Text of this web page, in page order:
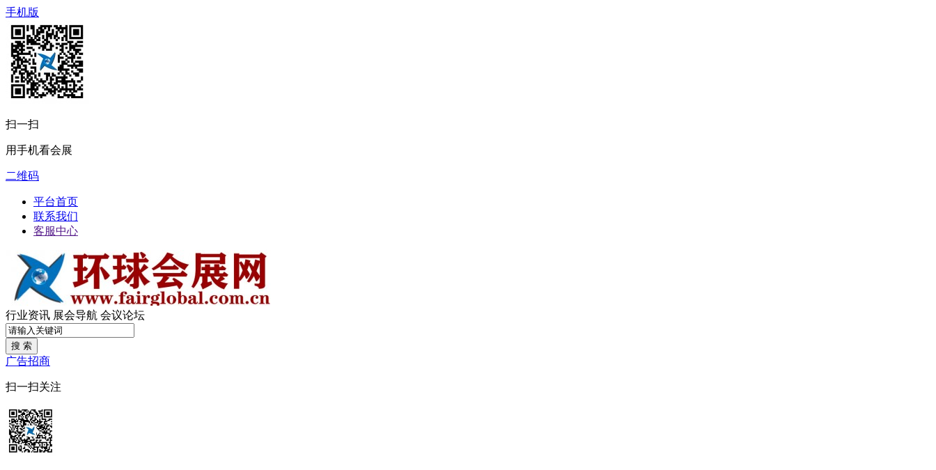
手机版
扫一扫
用手机看会展
二维码
平台首页
联系我们
客服中心
行业资讯 展会导航 会议论坛
搜 索
广告招商
扫一扫关注